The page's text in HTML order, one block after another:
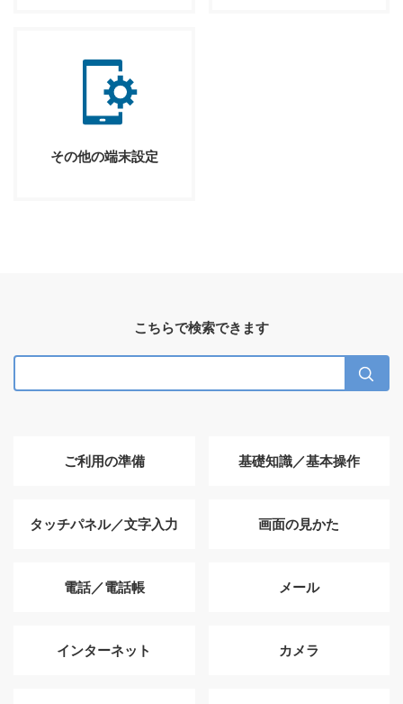
その他の端末設定
こちらで検索できます
ご利用の準備 基礎知識／基本操作
タッチパネル／文字入力 画面の見かた
電話／電話帳 メール
インターネット カメラ